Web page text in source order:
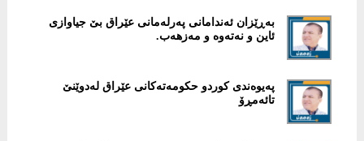
بەڕێزان ئەندامانی پەرلەمانی عێراق بێ جیاوازی
ئاین و نەتەوە و مەزهەب.
پەیوەندی کوردو حکومەتەکانی عێراق لەدوێنێ
تائەمڕۆ